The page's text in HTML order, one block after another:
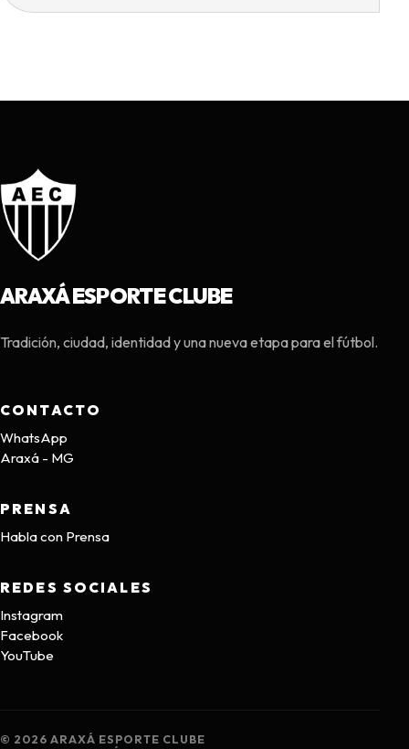
ARAXÁ ESPORTE CLUBE
Tradición, ciudad, identidad y una nueva etapa para el fútbol.
CONTACTO
WhatsApp
Araxá - MG
PRENSA
Habla con Prensa
REDES SOCIALES
Instagram
Facebook
YouTube
© 2026 ARAXÁ ESPORTE CLUBE